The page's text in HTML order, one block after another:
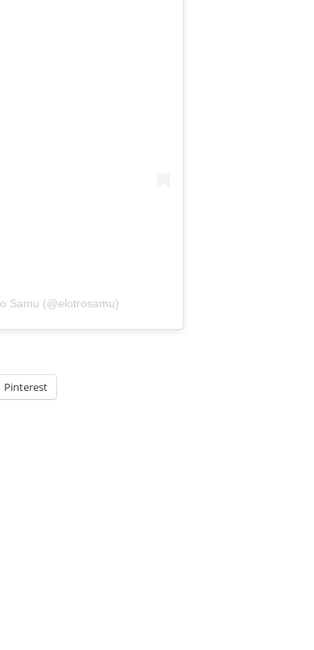
Samu (@elotrosamu)
Pinterest